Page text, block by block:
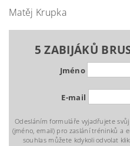
Matěj Krupka
5 ZABIJÁKŮ
Jméno
E-mail
Odesláním formuláře vyjadřujete
(jméno, email) pro zaslání tréninků a
souhlas můžete kdykoli odvolat